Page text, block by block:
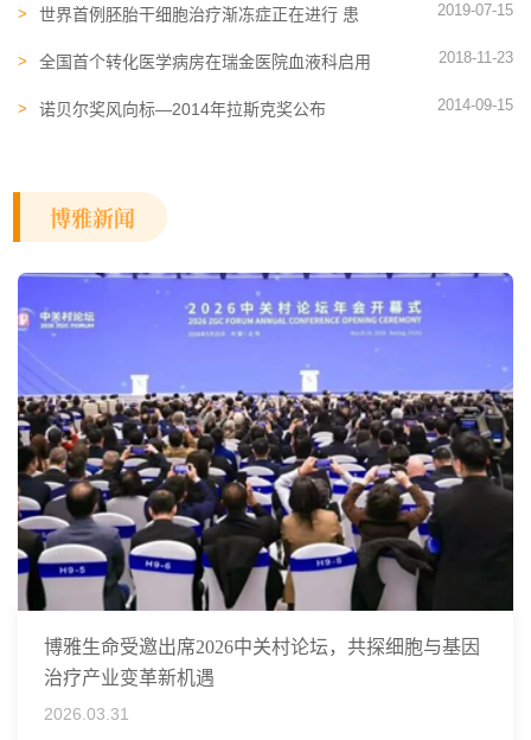
世界首例胚胎干细胞治疗渐冻症正在进行 患
2019-07-15
全国首个转化医学病房在瑞金医院血液科启用 2018-11-23
诺贝尔奖风向标—2014年拉斯克奖公布 2014-09-15
博雅新闻
博雅生命受邀出席2026中关村论坛，共探细胞与基因
治疗产业变革新机遇
2026.03.31